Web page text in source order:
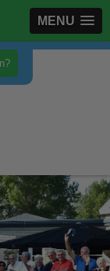
MENU